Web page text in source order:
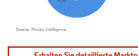
Bild © Mordor Intelligence. Wiederverwendung